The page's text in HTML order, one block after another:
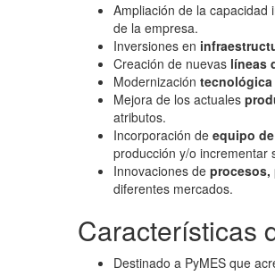
Ampliación de la
de la empresa.
Inversiones en
Creación de nuevas líneas
Modernización tecnológica
Mejora de los actuales
atributos.
Incorporación de equipo
producción y/o incrementar
Innovaciones de
diferentes mercados.
Características
Destinado a PyMES que